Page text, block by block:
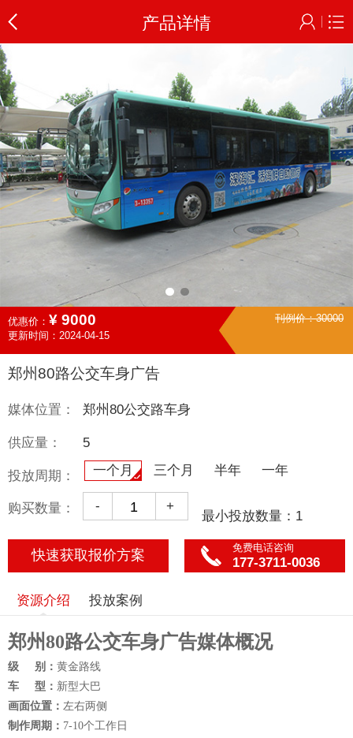
产品详情
优惠价： ¥ 9000
更新时间：2024-04-15
刊例价：30000
郑州80路公交车身广告
媒体位置： 郑州80公交路车身
供应量： 5
投放周期： 一个月 三个月 半年 一年
购买数量： - +
最小投放数量：1
快速获取报价方案 免费电话咨询
177-3711-0036
资源介绍 投放案例
郑州80路公交车身广告媒体概况
级别： 黄金路线
车型： 新型大巴
画面位置： 左右两侧
制作周期： 7-10个工作日